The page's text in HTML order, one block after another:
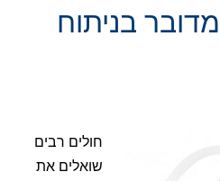
בניתוח
חולים רבים
שואלים את